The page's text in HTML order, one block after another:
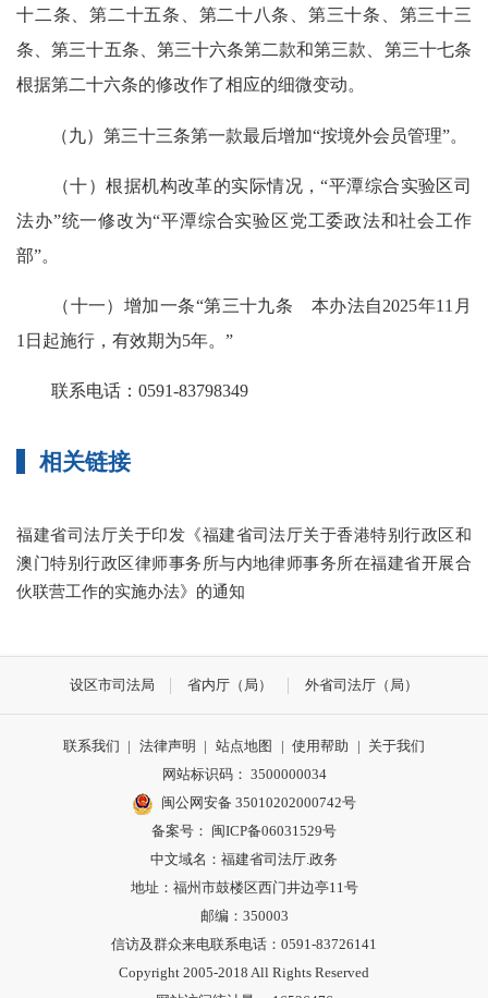
十二条、第二十五条、第二十八条、第三十条、第三十三
条、第三十五条、第三十六条第二款和第三款、第三十七条
根据第二十六条的修改作了相应的细微变动。
（九）第三十三条第一款最后增加“按境外会员管理”。
（十）根据机构改革的实际情况，“平潭综合实验区司
法办”统一修改为“平潭综合实验区党工委政法和社会工作
部”。
（十一）增加一条“第三十九条 本办法自2025年11月
1日起施行，有效期为5年。”
联系电话：0591-83798349
相关链接
福建省司法厅关于印发《福建省司法厅关于香港特别行政区和
澳门特别行政区律师事务所与内地律师事务所在福建省开展合
伙联营工作的实施办法》的通知
设区市司法局 省内厅（局） 外省司法厅（局）
联系我们 | 法律声明 | 站点地图 | 使用帮助 | 关于我们
网站标识码： 3500000034
闽公网安备 35010202000742号
备案号： 闽ICP备06031529号
中文域名：福建省司法厅.政务
地址：福州市鼓楼区西门井边亭11号
邮编：350003
信访及群众来电联系电话：0591-83726141
Copyright 2005-2018 All Rights Reserved